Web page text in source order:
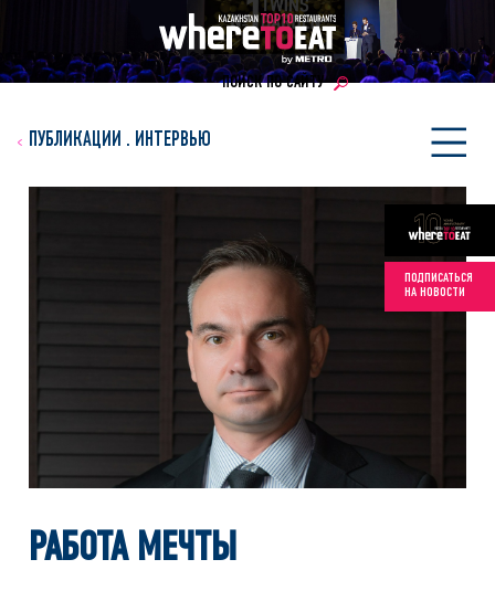
ПОИСК ПО САЙТУ
ПОДПИСАТЬСЯ
НА НОВОСТИ
ПУБЛИКАЦИИ . ИНТЕРВЬЮ
РАБОТА МЕЧТЫ